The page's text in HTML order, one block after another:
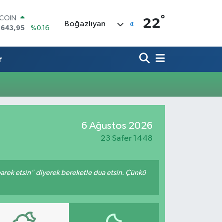
%0.16
%0.06
ALTIN
Boğazlıyan 22°
6 Ağustos 2026
23 Safer 1448
etsin" diyerek bereketle dua etsin. Çünkü